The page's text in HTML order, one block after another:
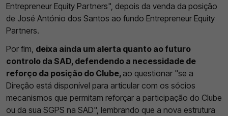
Entrepreneur Equity Partners", depois da venda da posição
de José António dos Santos ao fundo Entrepreneur Equity
Partners.
Por fim, deixa ainda um alerta quanto ao futuro
controlo da SAD, defendendo a necessidade de
reforço da posição do Clube, ao questionar "se a
Direção está disponível para articular com os sócios
mecanismos que permitam reforçar a participação do Clube
ou da sua SGPS na SAD", lembrando que a nova estrutura